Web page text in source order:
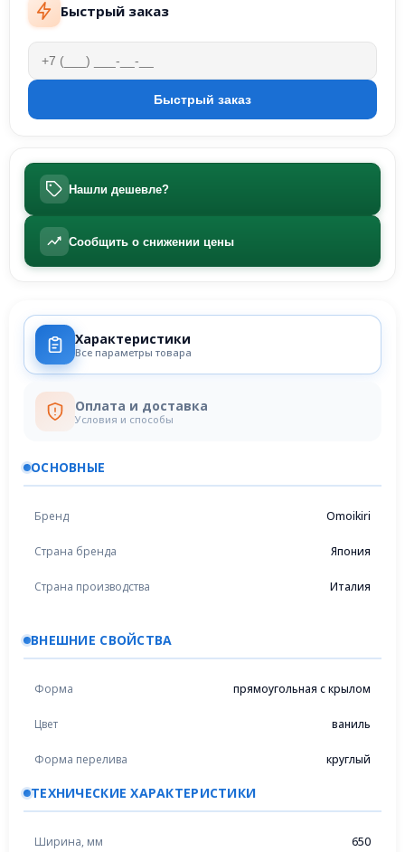
Быстрый заказ
Нашли дешевле?
Сообщить о снижении цены
Характеристики
Все параметры товара
Оплата и доставка
Условия и способы
ОСНОВНЫЕ
Бренд Omoikiri
Страна бренда Япония
Страна производства Италия
ВНЕШНИЕ СВОЙСТВА
Форма прямоугольная с крылом
Цвет ваниль
Форма перелива круглый
ТЕХНИЧЕСКИЕ ХАРАКТЕРИСТИКИ
Ширина, мм 650